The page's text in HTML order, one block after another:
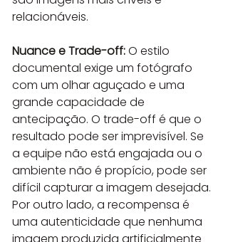
relacionáveis.
Nuance e Trade-off: O estilo
documental exige um fotógrafo
com um olhar aguçado e uma
grande capacidade de
antecipação. O trade-off é que o
resultado pode ser imprevisível. Se
a equipe não está engajada ou o
ambiente não é propício, pode ser
difícil capturar a imagem desejada.
Por outro lado, a recompensa é
uma autenticidade que nenhuma
imagem produzida artificialmente